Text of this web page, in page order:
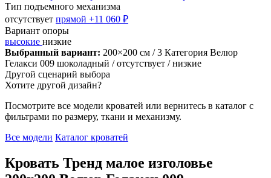
Тип подъемного механизма
отсутствует прямой +11 060 ₽
Вариант опоры
высокие низкие
Выбранный вариант: 200×200 см / 3 Категория Велюр
Гелакси 009 шоколадный / отсутствует / низкие
Другой сценарий выбора
Хотите другой дизайн?
Посмотрите все модели кроватей или вернитесь в каталог с
фильтрами по размеру, ткани и механизму.
Все модели Каталог кроватей
Кровать Тренд малое изголовье